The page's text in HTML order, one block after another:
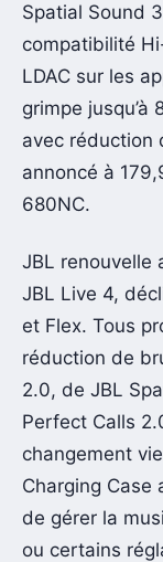
Spatial Sound
compatibilité
LDAC sur les
grimpe jusqu’à
avec réduction
annoncé à
680NC.
JBL renouvelle
JBL Live 4,
et Flex. Tous
réduction de
2.0, de JBL
Perfect Calls
changement
Charging Case
de gérer la
ou certains